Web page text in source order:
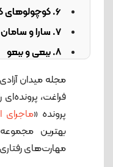
6. کوچولوهای کنجکاو
7. سارا و سامان
8. ببعی و ببعو
10. چی شد این رنگی شدم؟
مجله میدان
فراغت،
پرونده «ماجرای
بهترین
مهارت‌های